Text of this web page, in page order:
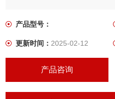
产品型号：
更新时间：2025-02-12
产品咨询